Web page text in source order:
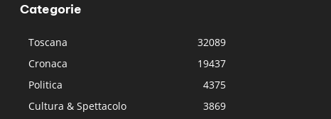
Categorie
Toscana
32089
Cronaca
19437
Politica
4375
Cultura & Spettacolo
3869